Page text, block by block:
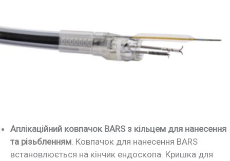
Аплікаційний ковпачок BARS з кільцем для нанесення
та різьбленням . Ковпачок для нанесення BARS
встановлюється на кінчик ендоскопа. Кришка для